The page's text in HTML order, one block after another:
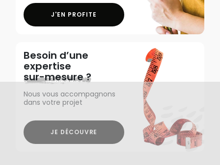
J'EN PROFITE
Besoin d’une
expertise
sur-mesure ?
Nous vous accompagnons
dans votre projet
JE DÉCOUVRE